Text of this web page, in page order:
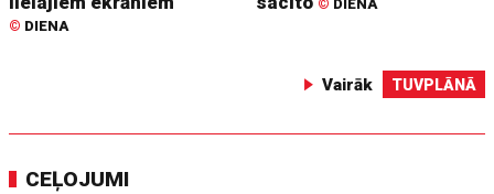
© DIENA
© DIENA
Vairāk TUVPLĀNĀ
CEĻOJUMI